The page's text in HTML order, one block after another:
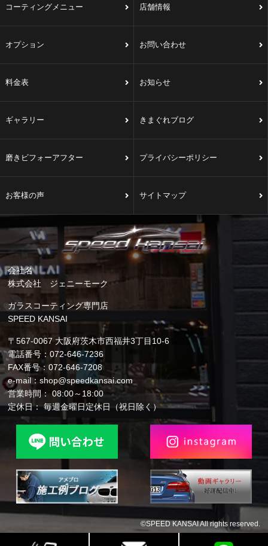
コーティングメニュー 店舗情報
オプション お問い合わせ
料金表 お知らせ
ギャラリー きまぐれブログ
磨きビフォーアフター プライバシーポリシー
お客様の声 サイトマップ
会社名
株式会社 ジェニーモーク
ガラスコーティング専門店
SPEED KANSAI
〒567-0067 大阪府茨木市西福井3丁目10-6
電話番号：072-646-7236
FAX番号：072-646-7208
e-mail：shop@speedkansai.com
営業時間： 08:00～18:00
定休日： 毎週金曜日定休日（祝日除く）
©SPEED KANSAI All rights reserved.